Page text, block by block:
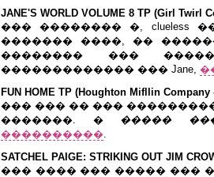
JANE'S WORLD VOLUME 8 TP (Girl Twirl
��� �������� �, clueless
������� ����, ��
�������� ���
������������� ��� Jane,
FUN HOME TP (Houghton Mifllin Company
��� ��� �� ���
�������. � �����
����������.
SATCHEL PAIGE: STRIKING OUT JIM
��� ���� ��� ����� ���